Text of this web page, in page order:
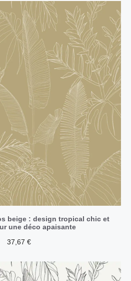
beige : design tropical chic et
une déco apaisante
37,67 €